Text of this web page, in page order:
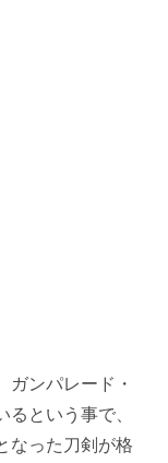
ガンパレード・
という事で、
なった刀剣が格